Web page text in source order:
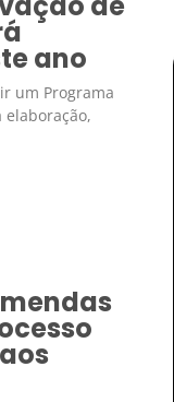
ano
um Programa
elaboração,